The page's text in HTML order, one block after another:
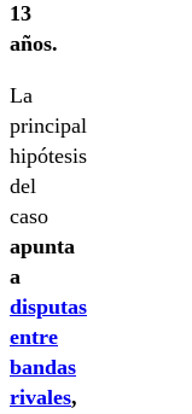
13
años.
La
principal
hipótesis
del
caso
apunta
a
disputas
entre
bandas
rivales,